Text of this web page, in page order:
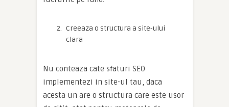
Creeaza o structura a site-ului
clara
Nu conteaza cate sfaturi SEO
implementezi in site-ul tau, daca
acesta un are o structura care este usor